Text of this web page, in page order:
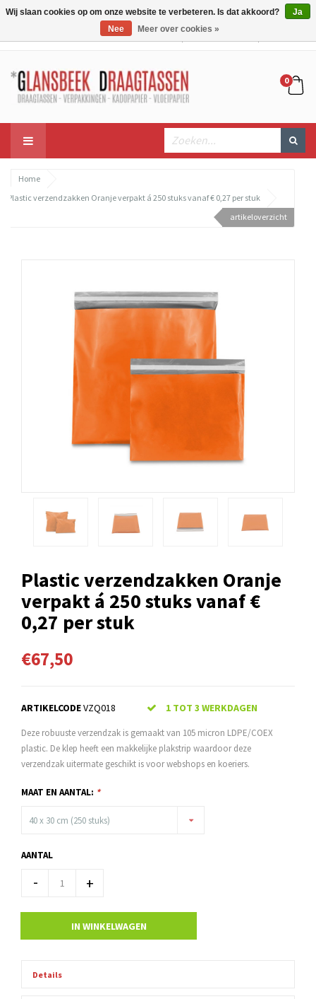
0
Home
Plastic verzendzakken Oranje verpakt á 250 stuks vanaf € 0,27 per stuk
artikeloverzicht
Plastic verzendzakken Oranje
verpakt á 250 stuks vanaf €
0,27 per stuk
€67,50
ARTIKELCODEVZQ018 1 TOT 3 WERKDAGEN
Deze robuuste verzendzak is gemaakt van 105 micron LDPE/COEX
plastic. De klep heeft een makkelijke plakstrip waardoor deze
verzendzak uitermate geschikt is voor webshops en koeriers.
MAAT EN AANTAL: *
40 x 30 cm (250 stuks)
AANTAL
- +
IN WINKELWAGEN
Details
Wij slaan cookies op om onze website te verbeteren. Is dat akkoord?
Ja
Nee
Meer over cookies »